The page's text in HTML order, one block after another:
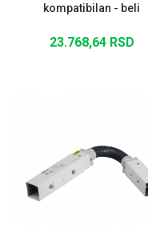
kompatibilan - beli
23.768,64 RSD